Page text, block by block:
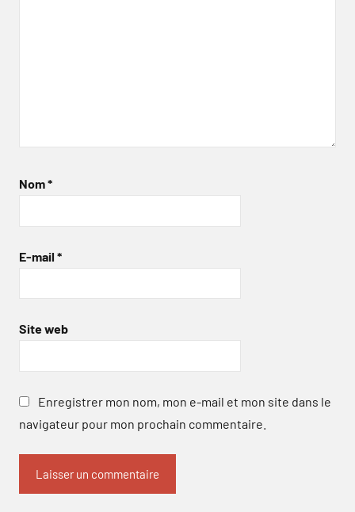
Nom*
E-mail *
Site web
Enregistrer mon nom, mon e-mail et mon site dans le
navigateur pour mon prochain commentaire.